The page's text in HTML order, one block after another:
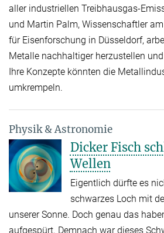
aller industriellen Treibhausgas-
und Martin Palm, Wissenschaftler
für Eisenforschung in Düsseldorf,
Metalle nachhaltiger herzustellen
Ihre Konzepte könnten die
umkrempeln.
Physik & Astronomie
Dicker Fisch
Wellen
Eigentlich dürfte es
schwarzes Loch mit
unserer Sonne. Doch genau das
aufgespürt. Demnach war dieses